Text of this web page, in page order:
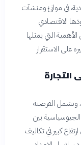
في موانئ ومنشآت
الاقتصادي
التي يمثلها
على الاستقرار
التجارة
وتشمل القرصنة
الجيوسياسية بين
كبير في تكاليف